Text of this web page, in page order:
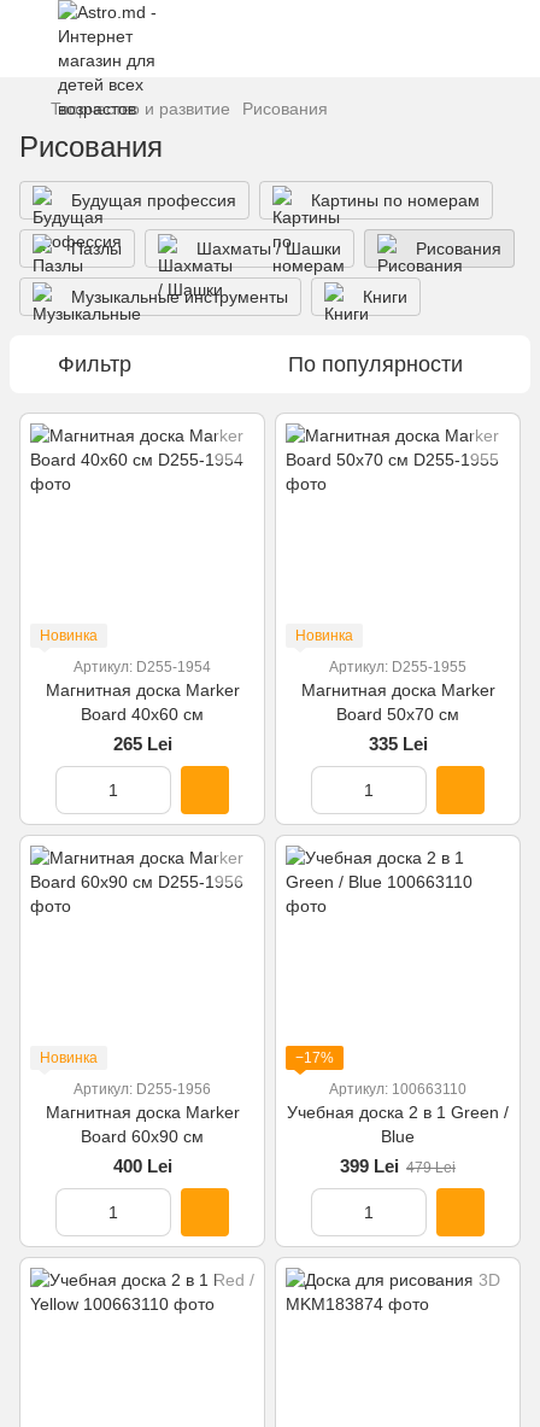
Творчество и развитие Рисования
Рисования
Будущая профессия Картины по номерам
Пазлы Шахматы / Шашки Рисования
Музыкальные инструменты Книги
Фильтр По популярности
Новинка
Артикул: D255-1954
Магнитная доска Marker
Board 40х60 см
265 Lei
Новинка
Артикул: D255-1955
Магнитная доска Marker
Board 50х70 см
335 Lei
Новинка
Артикул: D255-1956
Магнитная доска Marker
Board 60х90 см
400 Lei
−17%
Артикул: 100663110
Учебная доска 2 в 1 Green /
Blue
399 Lei 479 Lei